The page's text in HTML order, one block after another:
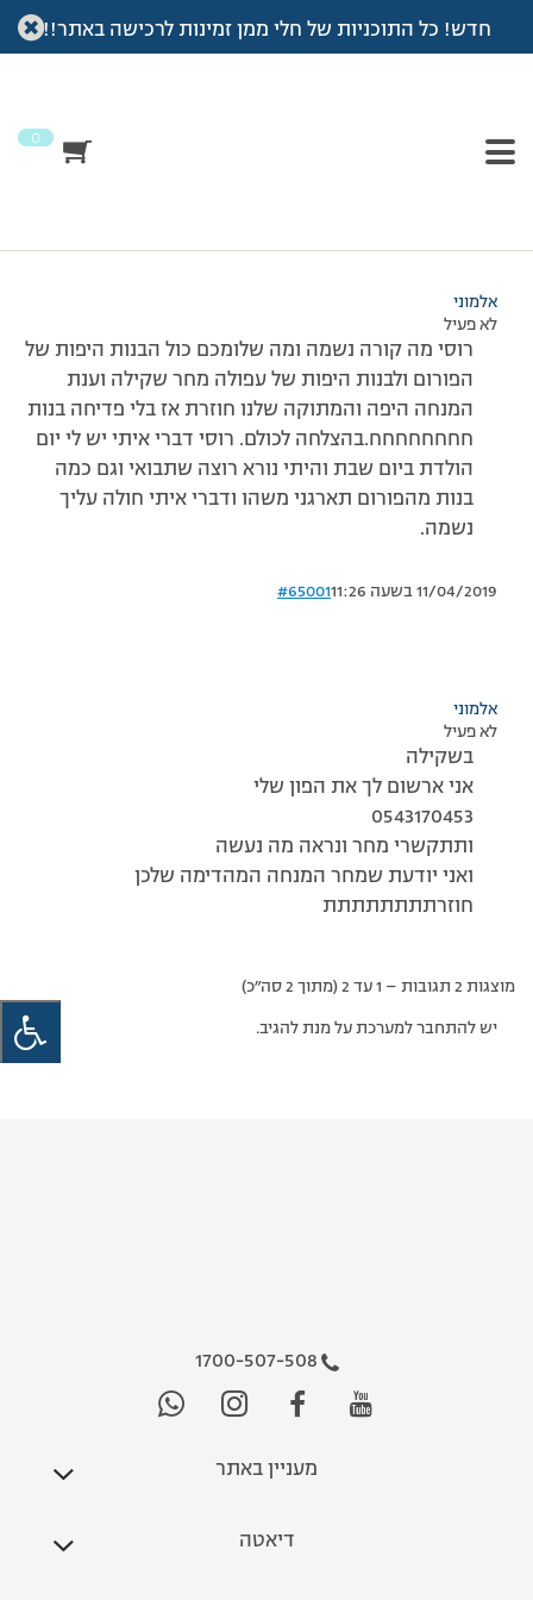
חדש! כל התוכניות של חלי ממן זמינות לרכישה באתר!!
0
עמוד הבית >דיונים>פורום >לרוסי היפה..
מוצגות 2 תגובות – 1 עד 2 (מתוך 2 סה״כ)
אלמוני
לא פעיל
רוסי מה קורה נשמה ומה שלומכם כול הבנות היפות של
הפורום ולבנות היפות של עפולה מחר שקילה וענת
המנחה היפה והמתוקה שלנו חוזרת אז בלי פדיחה בנות
חחחחחחחח.בהצלחה לכולם. רוסי דברי איתי יש לי יום
הולדת ביום שבת והיתי נורא רוצה שתבואי וגם כמה
בנות מהפורום תארגני משהו ודברי איתי חולה עליך
נשמה.
11/04/2019 בשעה 11:26 #65001
אלמוני
לא פעיל
בשקילה
אני ארשום לך את הפון שלי
0543170453
ותתקשרי מחר ונראה מה נעשה
ואני יודעת שמחר המנחה המהדימה שלכן
חוזרתתתתתתתת
מוצגות 2 תגובות – 1 עד 2 (מתוך 2 סה״כ)
יש להתחבר למערכת על מנת להגיב.
1700-507-508
מעניין באתר
דיאטה